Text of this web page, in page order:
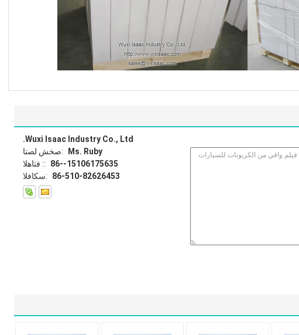
Wuxi Isaac Industry Co., Ltd.
اتصل شخص:
Ms. Ruby
الهاتف ::
86--15106175635
الفاكس:
86-510-82626453